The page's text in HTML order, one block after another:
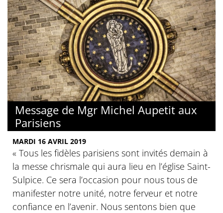
Message de Mgr Michel Aupetit aux
Parisiens
MARDI 16 AVRIL 2019
« Tous les fidèles parisiens sont invités demain à
la messe chrismale qui aura lieu en l’église Saint-
Sulpice. Ce sera l’occasion pour nous tous de
manifester notre unité, notre ferveur et notre
confiance en l’avenir. Nous sentons bien que